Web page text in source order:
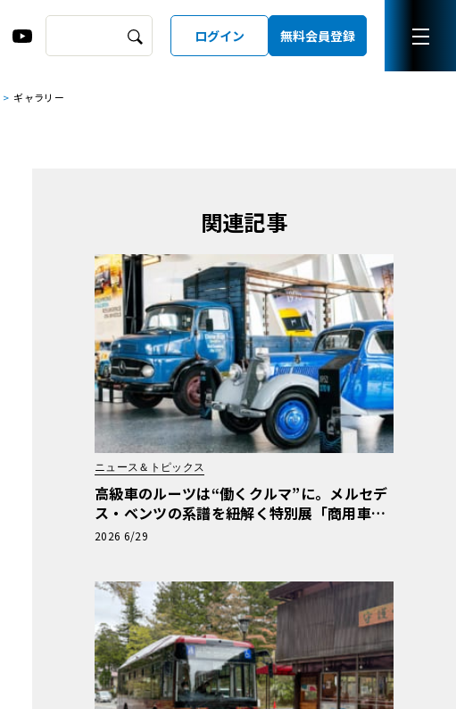
ログイン 無料会員登録
ギャラリー
関連記事
ニュース＆トピックス
高級車のルーツは“働くクルマ”に。メルセデ
ス・ベンツの系譜を紐解く特別展「商用車13
0年」がスタート
2026 6/29